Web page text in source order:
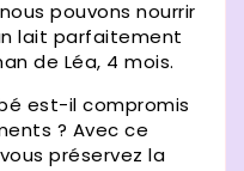
pouvons nourrir
lait parfaitement
de Léa, 4 mois.
est-il compromis
? Avec ce
préservez la